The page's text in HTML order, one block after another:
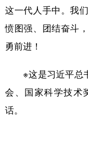
这一代人手中。我
愤图强、团结奋斗
勇前进！
※这是习近平总书
会、国家科学技术
话。